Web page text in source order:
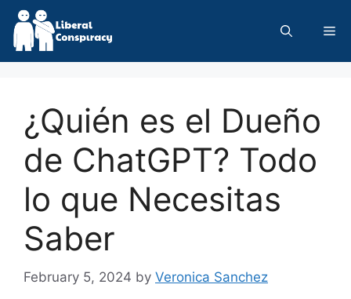
Skip
content
¿Quién es el Dueño
de ChatGPT? Todo
lo que Necesitas
Saber
February 5, 2024 by Veronica Sanchez